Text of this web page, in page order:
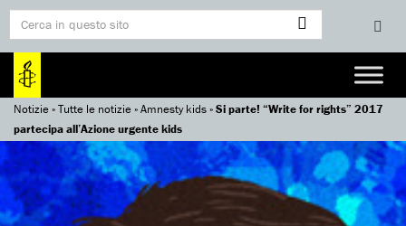
Notizie»Tutte le notizie»Amnesty kids»Si parte! “Write for rights” 2017
partecipa all’Azione urgente kids